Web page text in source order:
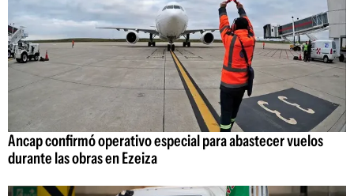
Ancap confirmó operativo especial para abastecer vuelos
durante las obras en Ezeiza